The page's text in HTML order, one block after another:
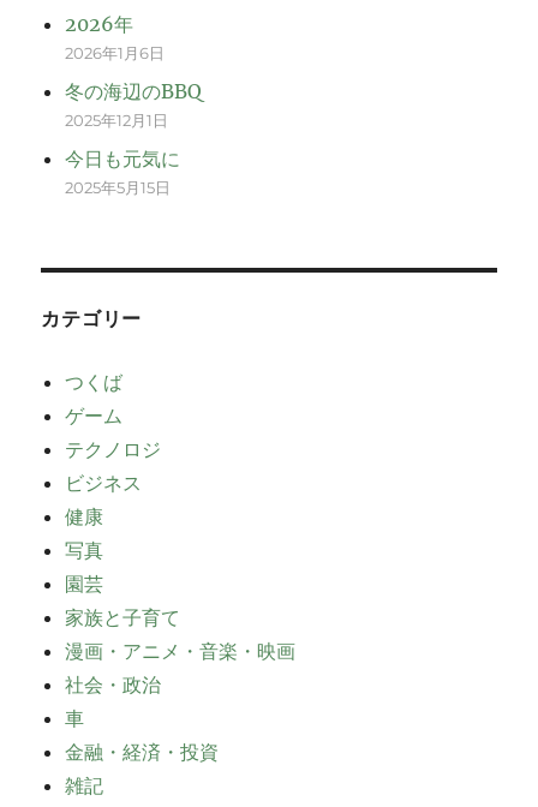
2026年
2026年1月6日
冬の海辺のBBQ
2025年12月1日
今日も元気に
2025年5月15日
カテゴリー
つくば
ゲーム
テクノロジ
ビジネス
健康
写真
園芸
家族と子育て
漫画・アニメ・音楽・映画
社会・政治
車
金融・経済・投資
雑記